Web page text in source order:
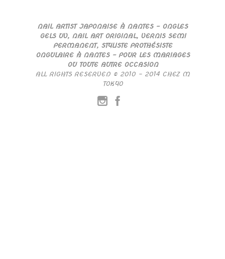
NAIL ARTIST JAPONAISE À NANTES – ONGLES
GELS UV, NAIL ART ORIGINAL, VERNIS SEMI
PERMANENT, STYLISTE PROTHÉSISTE
ONGULAIRE À NANTES – POUR LES MARIAGES
OU TOUTE AUTRE OCCASION
ALL RIGHTS RESERVED © 2010 – 2014 CHEZ M
TOKYO